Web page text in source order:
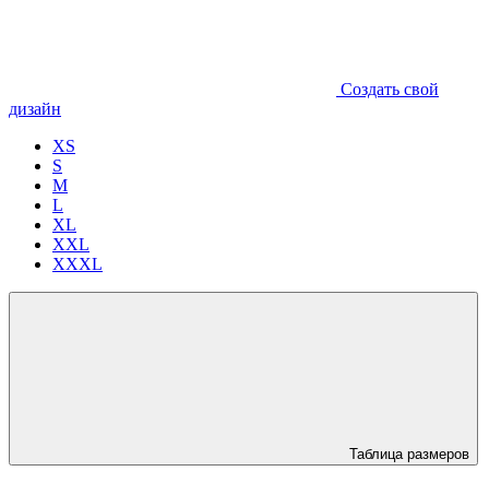
Создать свой
дизайн
XS
S
M
L
XL
XXL
XXXL
Таблица размеров